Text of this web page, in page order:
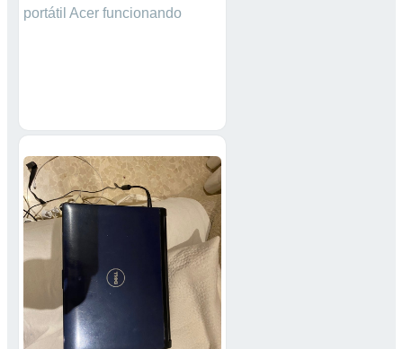
portátil Acer funcionando